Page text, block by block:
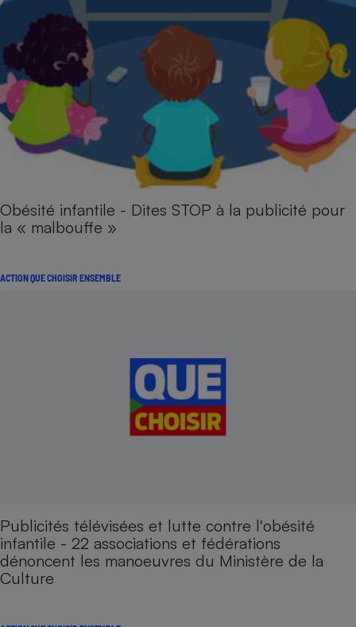
Obésité infantile - Dites STOP à la publicité pour
la « malbouffe »
ACTION QUE CHOISIR ENSEMBLE
Publicités télévisées et lutte contre l'obésité
infantile - 22 associations et fédérations
dénoncent les manoeuvres du Ministère de la
Culture